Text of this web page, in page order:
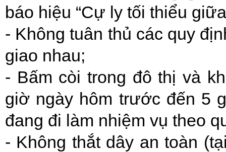
báo hiệu “Cự ly tối thiểu
- Không tuân thủ các quy
giao nhau;
- Bấm còi trong đô thị và
giờ ngày hôm trước đến 5
đang đi làm nhiệm vụ theo
- Không thắt dây an toàn